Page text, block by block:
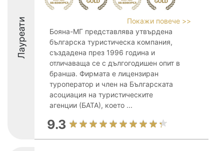
Лауреати
Покажи повече >>
Бояна-МГ представлява утвърдена
българска туристическа компания,
създадена през 1996 година и
отличаваща се с дългогодишен опит в
бранша. Фирмата е лицензиран
туроператор и член на Българската
асоциация на туристическите
агенции (БАТА), което ...
9.3